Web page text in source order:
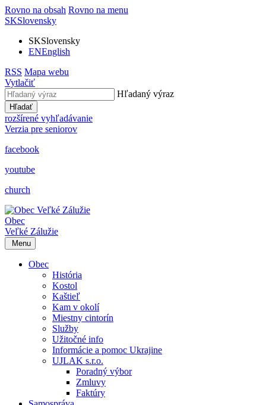
Rovno na obsah Rovno na menu
SKSlovensky
SKSlovensky
ENEnglish
RSS Mapa webu
Vytlačiť
Hľadaný výraz
Hľadať
rozšírené vyhľadávanie
Verzia pre seniorov
facebook
youtube
church
Obec
Veľké Zálužie
Menu
Obec
História
Kostol
Kaštieľ
Kam v okolí
Miestny cintorín
Služby
Užitočné info
Informácie a pomoc Ukrajine
UJLAK s.r.o.
Poradný výbor
Zmluvy
Faktúry